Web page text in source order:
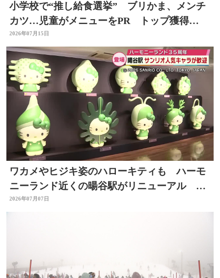
小学校で“推し給食選挙” ブリかま、メンチ
カツ…児童がメニューをPR トップ獲得
は？ 選挙を身近に
2026年07月15日
ワカメやヒジキ姿のハローキティも ハーモ
ニーランド近くの暘谷駅がリニューアル 大
分
2026年07月07日